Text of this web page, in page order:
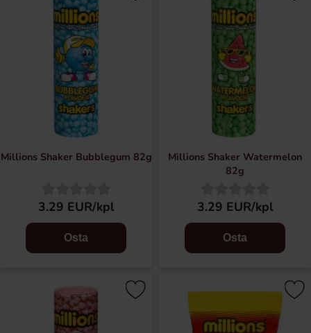
Millions Shaker Bubblegum 82g
3.29 EUR/kpl
Osta
Millions Shaker Watermelon
82g
3.29 EUR/kpl
Osta